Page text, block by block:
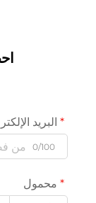
البريد
0/100
محمول